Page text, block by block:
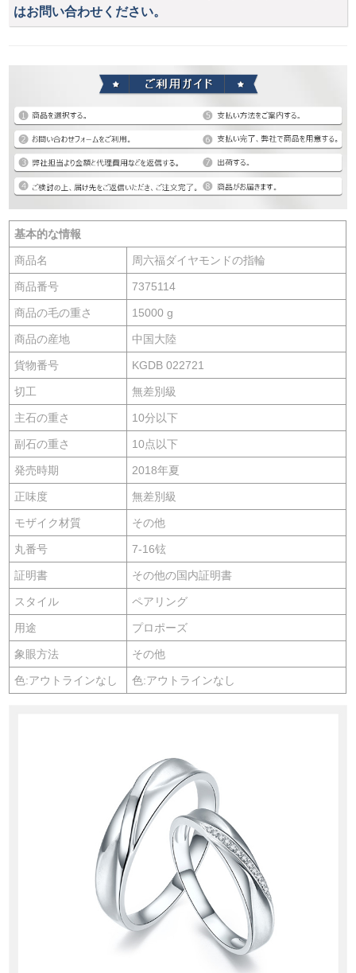
はお問い合わせください。
基本的な情報
商品名 周六福ダイヤモンドの指輪
商品番号 7375114
商品の毛の重さ 15000 g
商品の産地 中国大陸
貨物番号 KGDB 022721
切工 無差別級
主石の重さ 10分以下
副石の重さ 10点以下
発売時期 2018年夏
正味度 無差別級
モザイク材質 その他
丸番号 7-16铉
証明書 その他の国内証明書
スタイル ペアリング
用途 プロポーズ
象眼方法 その他
色:アウトラインなし 色:アウトラインなし